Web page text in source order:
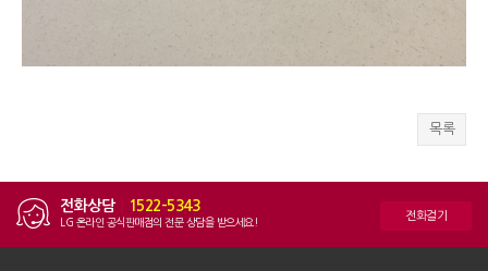
목록
전화상담 1522-5343
LG 온라인 공식판매점의 전문 상담을 받으세요! 전화걸기